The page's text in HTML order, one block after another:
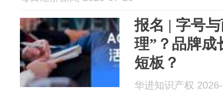
报名 | 字号
理”？品牌成
短板？
华进知识产权